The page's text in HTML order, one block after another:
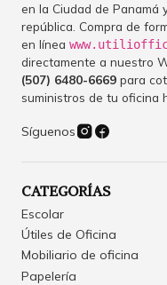
en la Ciudad de Panamá
república. Compra de
en línea
directamente a nuestro
(507) 6480-6669 para
suministros de tu oficina
Síguenos
CATEGORÍAS
Escolar
Útiles de Oficina
Mobiliario de oficina
Papelería